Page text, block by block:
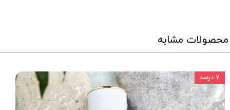
محصولات مشابه
۷ درصد